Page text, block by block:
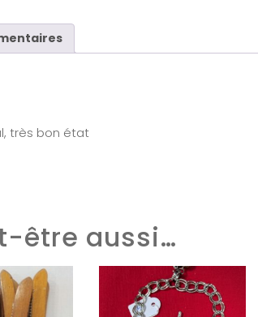
très bon état
être aussi…